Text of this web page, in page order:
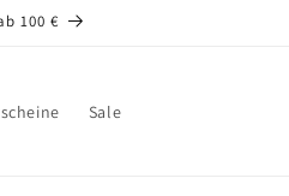
100 €
Sale